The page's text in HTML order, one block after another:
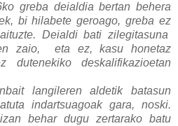
greba deialdia bertan behera
bi hilabete geroago, greba ez
Deialdi bati zilegitasuna
zaio, eta ez, kasu honetaz
deskalifikazioetan
langileren aldetik batasun
indartsuagoak gara, noski.
behar dugu zertarako batu